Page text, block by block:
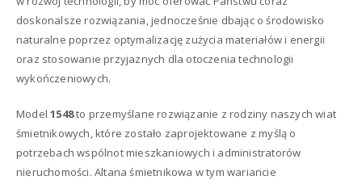
doskonalsze rozwiązania, jednocześnie dbając o środowisko
naturalne poprzez optymalizację zużycia materiałów i energii
oraz stosowanie przyjaznych dla otoczenia technologii
wykończeniowych.
Model1548to przemyślane rozwiązanie z rodziny naszych wiat
śmietnikowych, które zostało zaprojektowane z myślą o
potrzebach wspólnot mieszkaniowych i administratorów
nieruchomości. Altana śmietnikowa w tym wariancie